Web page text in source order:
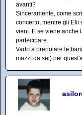
avanti?
Sinceramente, come
concerto, mentre gli Elii
vieni. E se viene anche
partecipare.
Vado a prenotare le
mazzi da sei) per